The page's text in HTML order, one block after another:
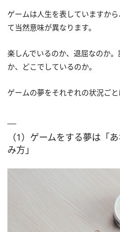
ゲームは人生を表していますか
て当然意味が異なります。
楽しんでいるのか、退屈なのか
か、どこでしているのか。
ゲームの夢をそれぞれの状況ごと
（1）ゲームをする夢は「
み方」